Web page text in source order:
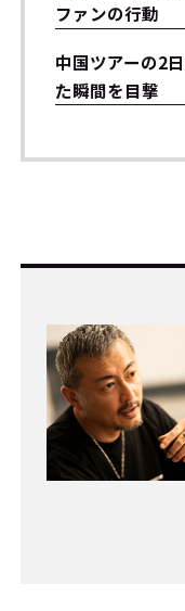
ファンの行動
中国ツアーの2
た瞬間を目撃